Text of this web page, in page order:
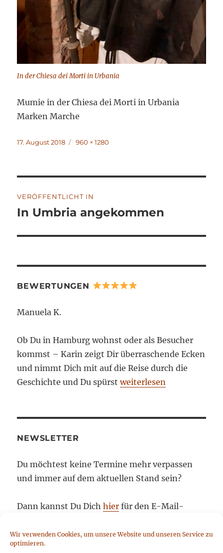
Wir verwenden Cookies, um unsere Website und unseren Service zu
optimieren.
In der Chiesa dei Morti in Urbania
Mumie in der Chiesa dei Morti in Urbania
Marken Marche
Veröffentlicht
17. August 2018
Volle
960 × 1280
VERÖFFENTLICHT IN
In Umbria angekommen
BEWERTUNGEN
Manuela K.
Ob Du in Hamburg wohnst oder als Besucher
kommst – Karin zeigt Dir überraschende Ecken
und nimmt Dich mit auf die Reise durch die
Geschichte und Du spürstweiterlesen
NEWSLETTER
Du möchtest keine Termine mehr verpassen
und immer auf dem aktuellen Stand sein?
Dann kannst Du Dichhier für den E-Mail-
monatlich, ist kostenlos und informiert über
Aktivitäten und Neuigkeiten von Piazza